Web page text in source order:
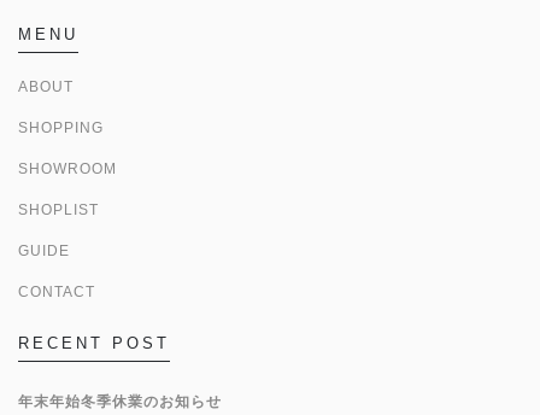
MENU
ABOUT
SHOPPING
SHOWROOM
SHOPLIST
GUIDE
CONTACT
RECENT POST
年末年始冬季休業のお知らせ